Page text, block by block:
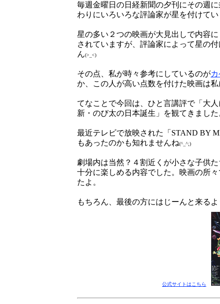
毎週金曜日の日経新聞の夕刊にその週
わりにいろいろな評論家が星を付けて
星の多い２つの映画が大見出しで内容
されていますが、評論家によって星の
ん(>_<)
その点、私が時々参考にしているのが
か、この人が高い点数を付けた映画は
てなことで今回は、ひと言講評で「大
新・のび太の日本誕生」を観てきました
最近テレビで放映された「STAND BY
もあったのかも知れませんね(^_^;)
劇場内は当然？４割近くが小さな子供
十分に楽しめる内容でした。映画の所
たよ。
もちろん、最後の方にはじーんと来る
公式サイトはこちら